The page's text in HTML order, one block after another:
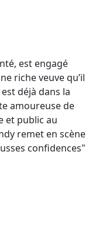
est engagé
riche veuve qu’il
déjà dans la
amoureuse de
et public au
remet en scène
confidences"